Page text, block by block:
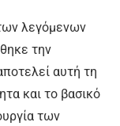
λεγόμενων
την
αυτή τη
και το βασικό
των